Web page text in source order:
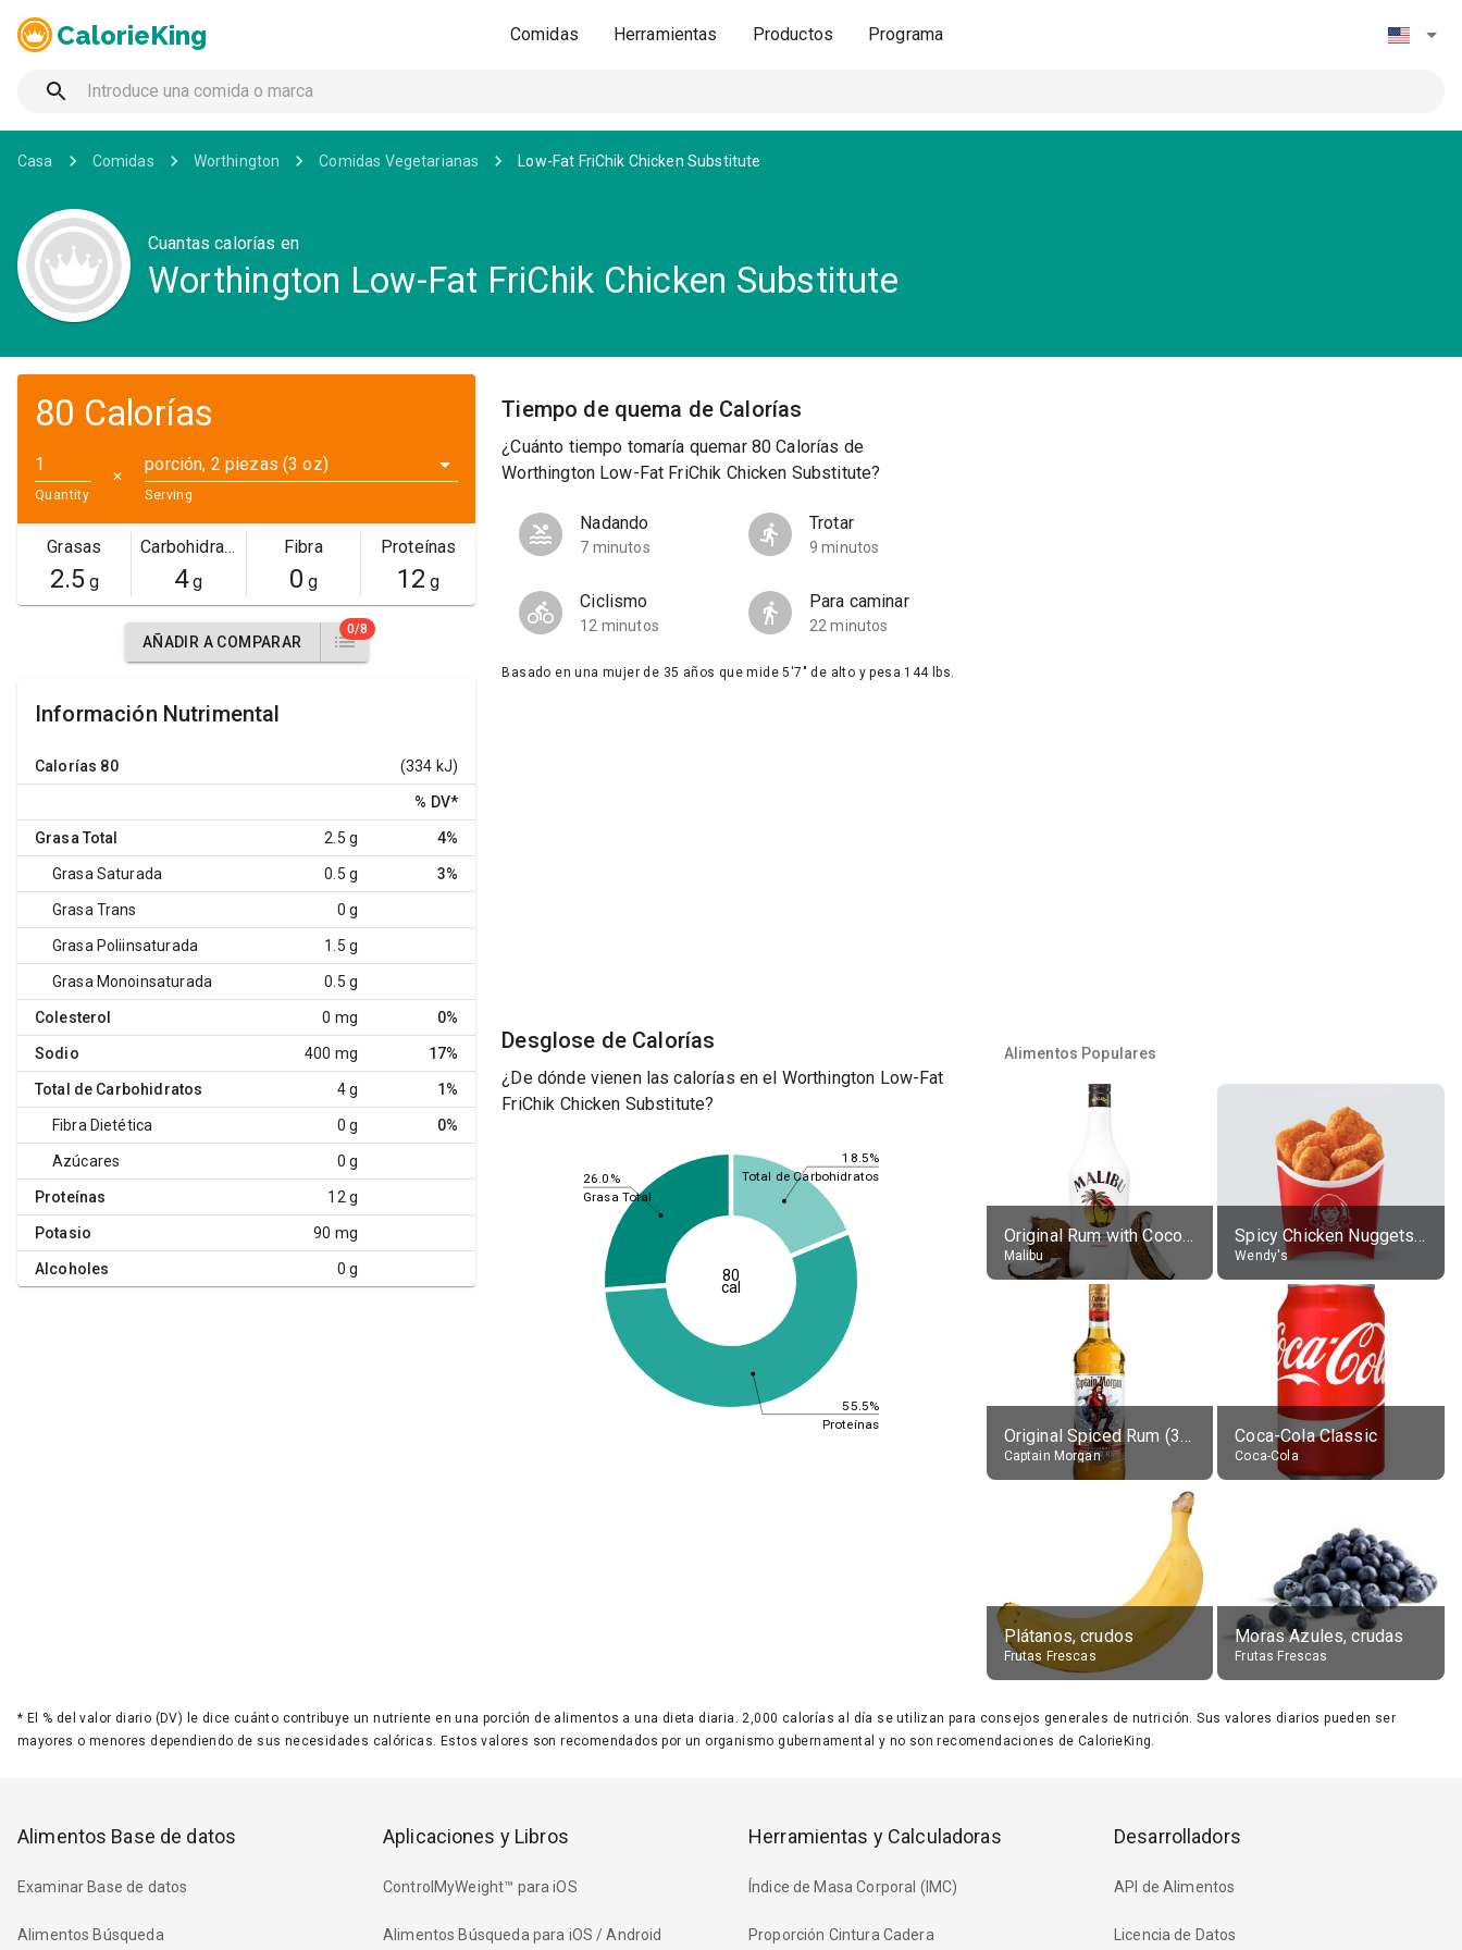
CalorieKing Comidas Herramientas Productos Programa
Casa Comidas Worthington Comidas Vegetarianas Low-Fat FriChik Chicken Substitute
Cuantas calorías en
Worthington Low-Fat FriChik Chicken Substitute
80 Calorías
Quantity
✕
porción, 2 piezas (3 oz)
Serving
Grasas
2.5g
Carbohidratos
4g
Fibra
0 g
Proteínas
12 g
AÑADIR A COMPARAR
0/8
Información Nutrimental
Calorías 80 (334 kJ)
% DV*
Grasa Total 2.5 g 4%
Grasa Saturada 0.5 g 3%
Grasa Trans 0 g
Grasa Poliinsaturada 1.5 g
Grasa Monoinsaturada 0.5 g
Colesterol 0 mg 0%
Sodio 400 mg 17%
Total de Carbohidratos 4 g 1%
Fibra Dietética 0 g 0%
Azúcares 0 g
Proteínas 12 g
Potasio 90 mg
Alcoholes 0 g
Tiempo de quema de Calorías
¿Cuánto tiempo tomaría quemar 80 Calorías de
Worthington Low-Fat FriChik Chicken Substitute?
Nadando
7 minutos
Trotar
9 minutos
Ciclismo
12 minutos
Para caminar
22 minutos
Basado en una mujer de 35 años que mide 5'7" de alto y pesa 144 lbs.
Desglose de Calorías
¿De dónde vienen las calorías en el Worthington Low-Fat
FriChik Chicken Substitute?
18.5%
55.5%
26.0% Total de Carbohidratos
Proteínas
Grasa Total
80
cal
Alimentos Populares
Original Rum with Coconut Flavour (21% alc.)
Malibu
Spicy Chicken Nuggets, without sauce
Wendy's
Original Spiced Rum (35% alc.)
Captain Morgan
Coca-Cola Classic
Coca-Cola
Plátanos, crudos
Frutas Frescas
Moras Azules, crudas
Frutas Frescas
* El % del valor diario (DV) le dice cuánto contribuye un nutriente en una porción de alimentos a una dieta diaria. 2,000 calorías al día se utilizan para consejos generales de nutrición. Sus valores diarios pueden ser
mayores o menores dependiendo de sus necesidades calóricas. Estos valores son recomendados por un organismo gubernamental y no son recomendaciones de CalorieKing.
Alimentos Base de datos
Examinar Base de datos
Alimentos Búsqueda
Aplicaciones y Libros
ControlMyWeight™ para iOS
Alimentos Búsqueda para iOS / Android
Herramientas y Calculadoras
Índice de Masa Corporal (IMC)
Proporción Cintura Cadera
Desarrolladors
API de Alimentos
Licencia de Datos